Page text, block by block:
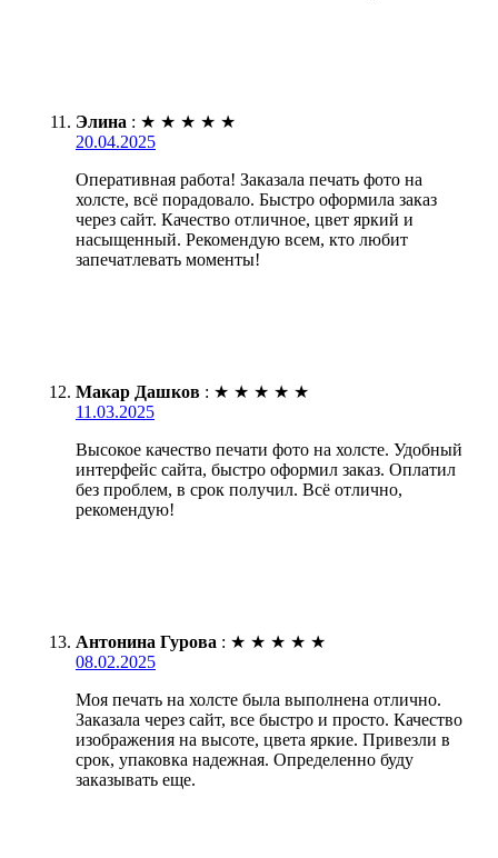
Элина : ★ ★ ★ ★ ★
20.04.2025
Оперативная работа! Заказала печать фото на
холсте, всё порадовало. Быстро оформила заказ
через сайт. Качество отличное, цвет яркий и
насыщенный. Рекомендую всем, кто любит
запечатлевать моменты!
Макар Дашков : ★ ★ ★ ★ ★
11.03.2025
Высокое качество печати фото на холсте. Удобный
интерфейс сайта, быстро оформил заказ. Оплатил
без проблем, в срок получил. Всё отлично,
рекомендую!
Антонина Гурова : ★ ★ ★ ★ ★
08.02.2025
Моя печать на холсте была выполнена отлично.
Заказала через сайт, все быстро и просто. Качество
изображения на высоте, цвета яркие. Привезли в
срок, упаковка надежная. Определенно буду
заказывать еще.